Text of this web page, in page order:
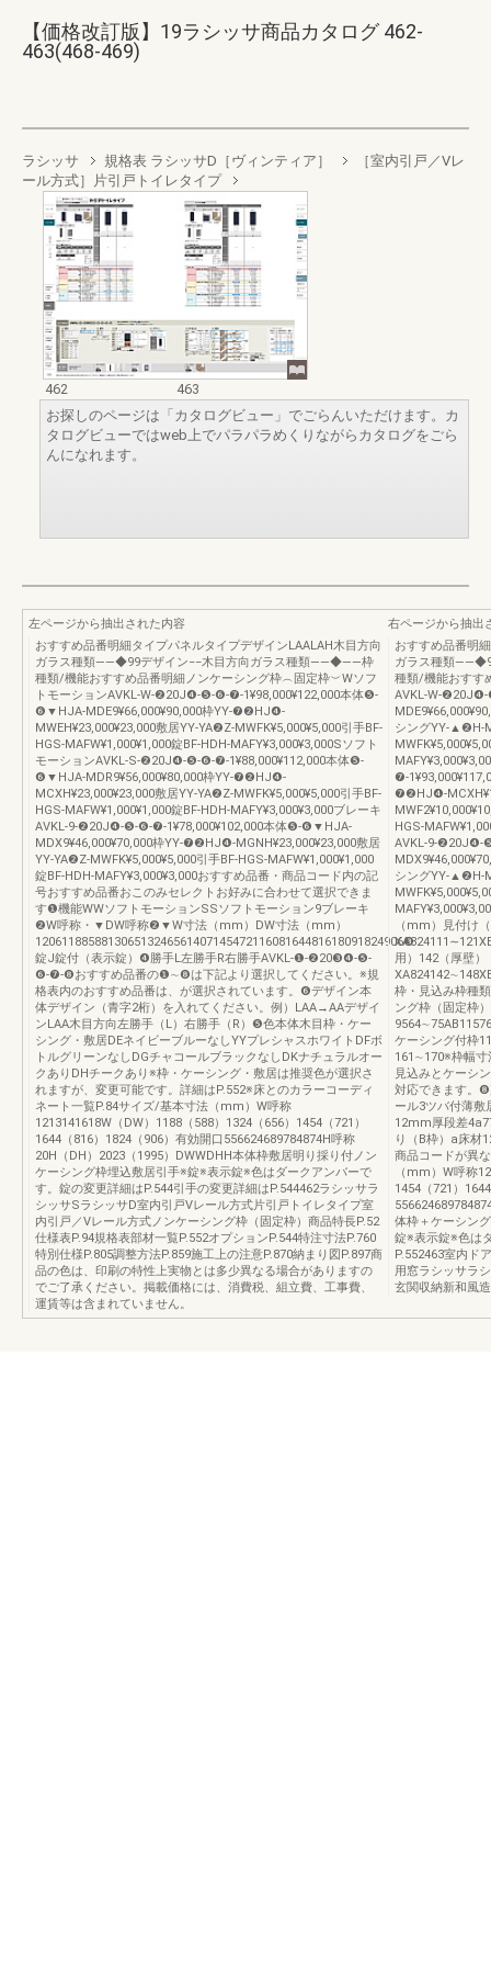
【価格改訂版】19ラシッサ商品カタログ 462-
463(468-469)
ラシッサ 規格表 ラシッサD［ヴィンティア］
［室内引戸／Vレ
ール方式］片引戸トイレタイプ
462
463
お探しのページは「カタログビュー」でごらんいただけます。カ
タログビューではweb上でパラパラめくりながらカタログをごら
んになれます。
左ページから抽出された内容
おすすめ品番明細タイプパネルタイプデザインLAALAH木目方向
ガラス種類――◆99デザイン−−木目方向ガラス種類――◆――枠
種類/機能おすすめ品番明細ノンケーシング枠︵固定枠︶Wソフ
トモーションAVKL-W-❷20J❹-❺-❻-❼-1¥98,000¥122,000本体❺-
❻▼HJA-MDE9¥66,000¥90,000枠YY-❼❷HJ❹-
MWEH¥23,000¥23,000敷居YY-YA❷Z-MWFK¥5,000¥5,000引手BF-
HGS-MAFW¥1,000¥1,000錠BF-HDH-MAFY¥3,000¥3,000Sソフト
モーションAVKL-S-❷20J❹-❺-❻-❼-1¥88,000¥112,000本体❺-
❻▼HJA-MDR9¥56,000¥80,000枠YY-❼❷HJ❹-
MCXH¥23,000¥23,000敷居YY-YA❷Z-MWFK¥5,000¥5,000引手BF-
HGS-MAFW¥1,000¥1,000錠BF-HDH-MAFY¥3,000¥3,000ブレーキ
AVKL-9-❷20J❹-❺-❻-❼-1¥78,000¥102,000本体❺-❻▼HJA-
MDX9¥46,000¥70,000枠YY-❼❷HJ❹-MGNH¥23,000¥23,000敷居
YY-YA❷Z-MWFK¥5,000¥5,000引手BF-HGS-MAFW¥1,000¥1,000
錠BF-HDH-MAFY¥3,000¥3,000おすすめ品番・商品コード内の記
号おすすめ品番おこのみセレクトお好みに合わせて選択できま
す❶機能WWソフトモーションSSソフトモーション9ブレーキ
❷W呼称・▼DW呼称❷▼W寸法（mm）DW寸法（mm）
12061188588130651324656140714547211608164481618091824906❸
錠J錠付（表示錠）❹勝手L左勝手R右勝手AVKL-❶-❷20❸❹-❺-
❻-❼-❽おすすめ品番の❶∼❽は下記より選択してください。※規
格表内のおすすめ品番は、が選択されています。❻デザイン本
体デザイン（青字2桁）を入れてください。例）LAA→AAデザイ
ンLAA木目方向左勝手（L）右勝手（R）❺色本体木目枠・ケー
シング・敷居DEネイビーブルーなしYYプレシャスホワイトDFボ
トルグリーンなしDGチャコールブラックなしDKナチュラルオー
クありDHチークあり※枠・ケーシング・敷居は推奨色が選択さ
れますが、変更可能です。詳細はP.552※床とのカラーコーディ
ネート一覧P.84サイズ/基本寸法（mm）W呼称
1213141618W（DW）1188（588）1324（656）1454（721）
1644（816）1824（906）有効開口556624689784874H呼称
20H（DH）2023（1995）DWWDHH本体枠敷居明り採り付ノン
ケーシング枠埋込敷居引手※錠※表示錠※色はダークアンバーで
す。錠の変更詳細はP.544引手の変更詳細はP.544462ラシッサラ
シッサSラシッサD室内引戸Vレール方式片引戸トイレタイプ室
内引戸／Vレール方式ノンケーシング枠（固定枠）商品特長P.52
仕様表P.94規格表部材一覧P.552オプションP.544特注寸法P.760
特別仕様P.805調整方法P.859施工上の注意P.870納まり図P.897商
品の色は、印刷の特性上実物とは多少異なる場合がありますの
でご了承ください。掲載価格には、消費税、組立費、工事費、
運賃等は含まれていません。
右ページから抽出
おすすめ品番明
ガラス種類
種類/機能おすす
AVKL-W-
シングYY-▲❷H-
❼-
❼❷HJ❹-
HGS-
AVKL-9-❷20J❹-
シングYY-▲❷H-
（mm）見付け
用）142（厚壁）
枠・見込み枠種
ング枠（固定枠）
ケーシング付枠
161∼170※枠幅寸
見込みとケーシ
対応できます。❽
ール3ツバ付薄敷
12mm厚段差
り（B枠）a床材
商品コードが異
（mm）W呼称
1454（721）
体枠＋ケーシン
錠※表示錠※色は
P.552463室内ド
用窓ラシッサラ
玄関収納新和風